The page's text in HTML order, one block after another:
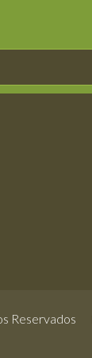
Reservados